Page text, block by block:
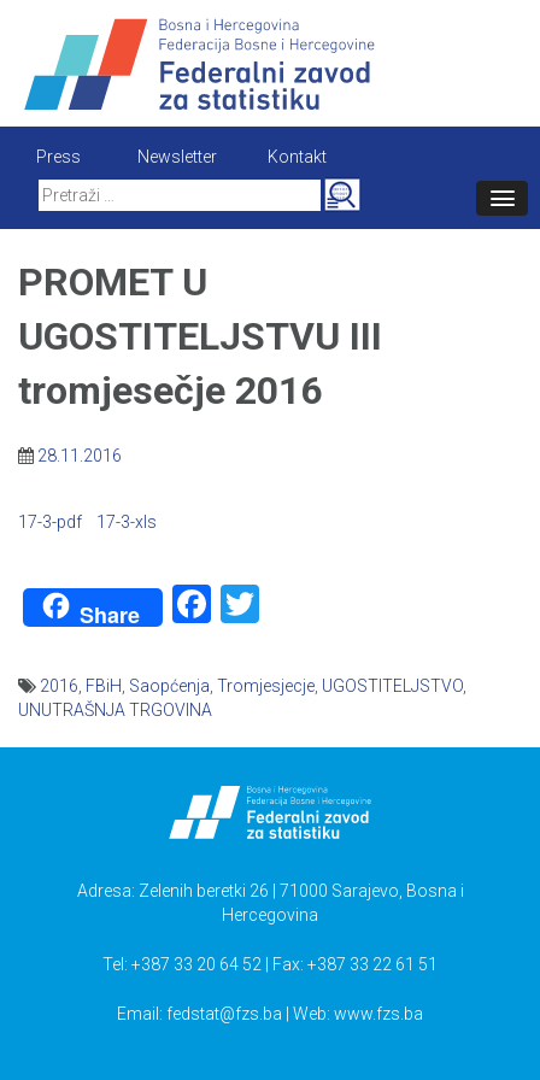
content
Press Newsletter
Kontakt
Search
for:
PROMET U
UGOSTITELJSTVU III
tromjesečje 2016
28.11.2016
17-3-pdf 17-3-xls
Share Facebook
2016 FBiH Saopćenja Tromjesjecje UGOSTITELJSTVO
UNUTRAŠNJA TRGOVINA
Adresa: Zelenih beretki 26 | 71000 Sarajevo, Bosna i
Hercegovina
Tel: +387 33 20 64 52 | Fax: +387 33 22 61 51
Email: fedstat@fzs.ba | Web: www.fzs.ba